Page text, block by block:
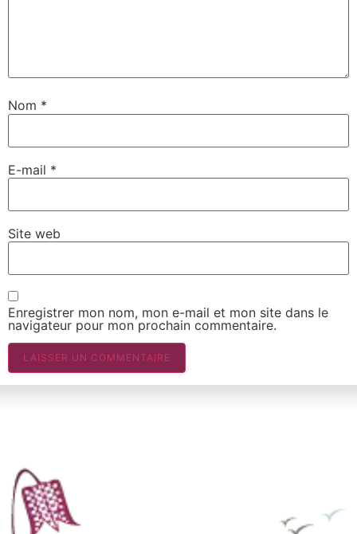
Nom *
E-mail *
Site web
Enregistrer mon nom, mon e-mail et mon site dans le
navigateur pour mon prochain commentaire.